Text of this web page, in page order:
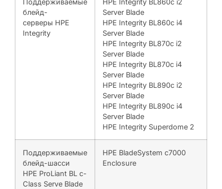
блейд-
серверы HPE
Integrity
Server Blade
HPE Integrity BL860c i4
Server Blade
HPE Integrity BL870c i2
Server Blade
HPE Integrity BL870c i4
Server Blade
HPE Integrity BL890c i2
Server Blade
HPE Integrity BL890c i4
Server Blade
HPE Integrity Superdome 2
Поддерживаемые
блейд-шасси
HPE ProLiant BL c-
Class Serve Blade
HPE BladeSystem c7000
Enclosure